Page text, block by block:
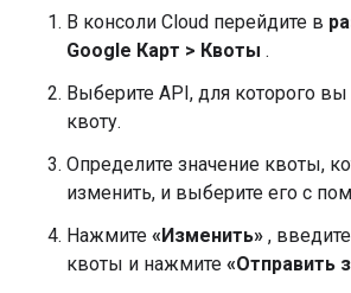
В консоли Cloud перейдите в
Google Карт > Квоты .
Выберите API, для которого вы
квоту.
Определите значение квоты,
изменить, и выберите его с
Нажмите «Изменить» ,
квоты и нажмите «Отправить